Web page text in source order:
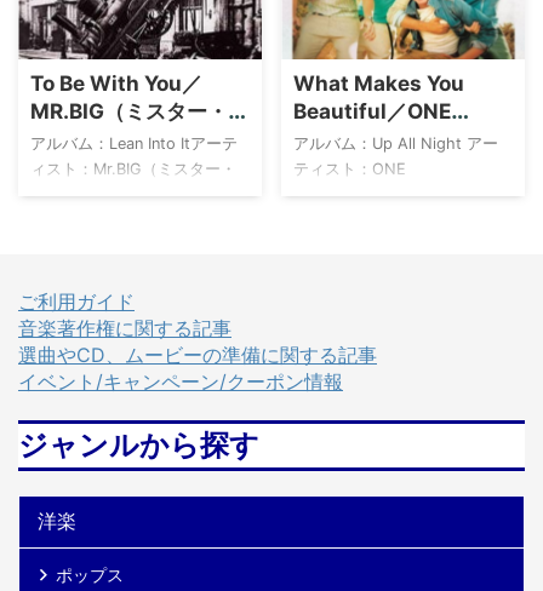
ッピング HMV TOWER
RECORDS Book Off メルカリ
provided by Wedding Sound
アーティストについて スティ
ーヴィー・ワンダー（Stevie
Wonder）は、アメリ ...
TOWER RECORDS アーティス
トについて THE
TEMPTATIONS（ザ・テンプテ
ーションズ）は、1961年にデ
トロイトで結成されたアメリ
カを代表するソウル・コーラ
ス・グループです。モータウ
To Be With You／
MR.BIG（ミスター・ビ
ッグ）
アルバム：Lean Into Itアーテ
ィスト：Mr.BIG（ミスター・
ビッグ） Lean Into It MR.BIG
provided by Wedding Sound
アーティストについて Mr.
Big（ミスター・ビッグ）は、
1988年にロサンゼルスで結成
ドです。当時、在籍していた
デヴィッド・リー・ロスのバ
ンドを脱退したベースのビリ
ー・シーンが中心となって結
成 ...
What Makes You
Beautiful／ONE
DIRECTION（ワン・ダ
イレクション）
アルバム：Up All Night アー
ティスト：ONE
DIRECTION（ワン・ダイレク
シーズンで結成されたボー
イ・バンドです。ハリー・ス
ン、ナイル・ホーラン、リア
するゼイン・マリクの5人でス
タートし、サイモン・コーウ
てデビューしました。 彼らは
ご利用ガイド
音楽著作権に関する記事
選曲やCD、ムービーの準備に関する記事
イベント/キャンペーン/クーポン情報
ジャンルから探す
洋楽
ポップス